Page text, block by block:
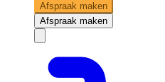
Afspraak maken
Afspraak maken